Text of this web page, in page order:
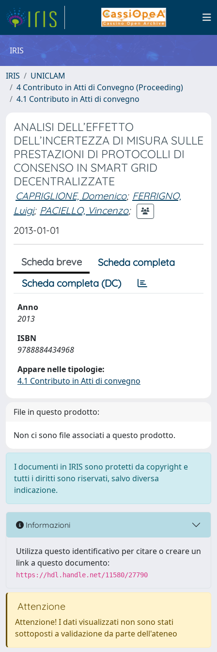
IRIS
IRIS
UNICLAM
4 Contributo in Atti di Convegno (Proceeding)
4.1 Contributo in Atti di convegno
ANALISI DELL’EFFETTO
DELL’INCERTEZZA DI MISURA SULLE
PRESTAZIONI DI PROTOCOLLI DI
CONSENSO IN SMART GRID
DECENTRALIZZATE
CAPRIGLIONE, Domenico; FERRIGNO,
Luigi; PACIELLO, Vincenzo;
2013-01-01
Scheda breve
Scheda completa
Scheda completa (DC)
Anno
2013
ISBN
9788884434968
Appare nelle tipologie:
4.1 Contributo in Atti di convegno
File in questo prodotto:
Non ci sono file associati a questo prodotto.
I documenti in IRIS sono protetti da copyright e
tutti i diritti sono riservati, salvo diversa
indicazione.
Informazioni
Utilizza questo identificativo per citare o creare un
link a questo documento:
https://hdl.handle.net/11580/27790
Attenzione
Attenzione! I dati visualizzati non sono stati
sottoposti a validazione da parte dell'ateneo